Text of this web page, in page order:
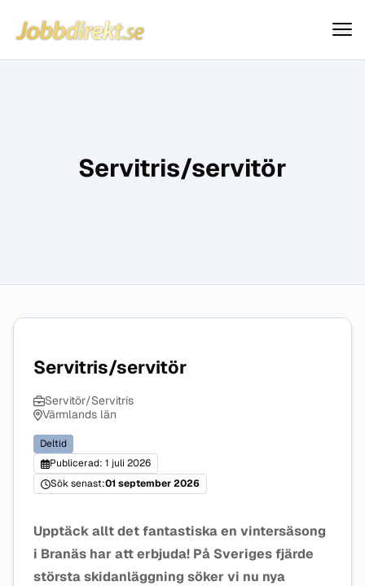
Hoppa till innehåll
Jobbdirekt
Servitris/servitör
Servitris/servitör
Servitör/Servitris
Värmlands län
Deltid
Publicerad: 1 juli 2026
Sök senast:01 september 2026
Upptäck allt det fantastiska en vintersäsong
i Branäs har att erbjuda! På Sveriges fjärde
största skidanläggning söker vi nu nya